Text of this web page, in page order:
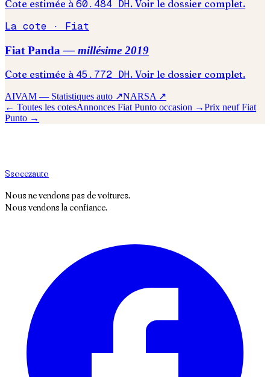
Cote estimée à 60.484 DH. Voir le dossier complet.
La cote · Fiat
Fiat Panda — millésime 2019
Cote estimée à 45.772 DH. Voir le dossier complet.
AIVAM — Statistiques auto ↗NARSA ↗
← Toutes les cotesAnnonces Fiat Punto occasion →Prix neufFiat
Punto →
Ssoeezauto
Nous ne vendons pas de voitures.
Nous vendons la confiance.